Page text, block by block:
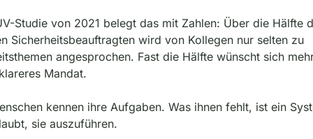
Studie von 2021 belegt das mit Zahlen: Über die Hälfte
Sicherheitsbeauftragten wird von Kollegen nur selten zu
angesprochen. Fast die Hälfte wünscht sich
Mandat.
kennen ihre Aufgaben. Was ihnen fehlt, ist ein
sie auszuführen.